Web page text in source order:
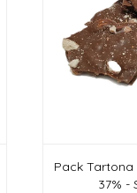
Pack
37% -